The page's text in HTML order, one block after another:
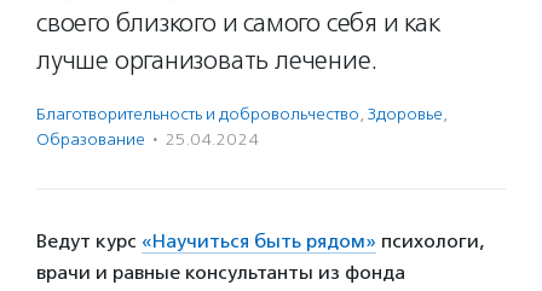
своего близкого и самого себя и как
лучше организовать лечение.
Благотвори­тель­ность и доброволь­чест­во, Здоровье,
Образование · 25.04.2024
Ведут курс «Научиться быть рядом» психологи,
врачи и равные консультанты из фонда